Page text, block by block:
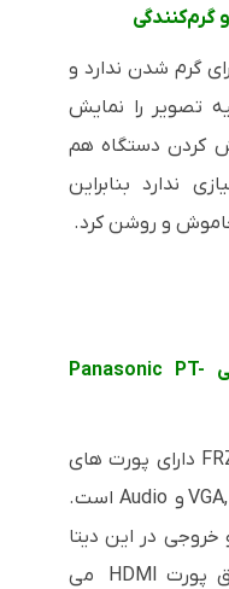
گرم‌کنندگی
گرم شدن ندارد و
تصویر را نمایش
کردن دستگاه هم
ندارد بنابراین
و روشن کرد.
پورت های ورودی و خروجی Panasonic PT-
ویدئو پروژکتور پاناسونیک FRZ60 دارای پورت های
VGA, USB, RJ-45, RS-232C, HDMI و Audio است.
خروجی در این دیتا
پروژکتور موجود است. از طریق پورت HDMI می